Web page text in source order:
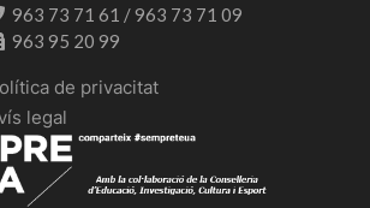
963 73 71 61 / 963 73 71 09
963 95 20 99
de privacitat
legal